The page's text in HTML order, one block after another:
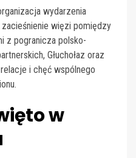
wydarzenia
więzi pomiędzy
z pogranicza polsko-
Głuchołaz oraz
i chęć wspólnego
w